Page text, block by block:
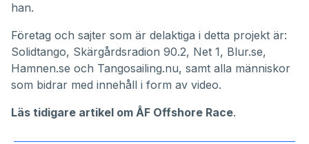
han.
Företag och sajter som är delaktiga i detta projekt är:
Solidtango, Skärgårdsradion 90.2, Net 1, Blur.se,
Hamnen.se och Tangosailing.nu, samt alla människor
som bidrar med innehåll i form av video.
Läs tidigare artikel om ÅF Offshore Race.